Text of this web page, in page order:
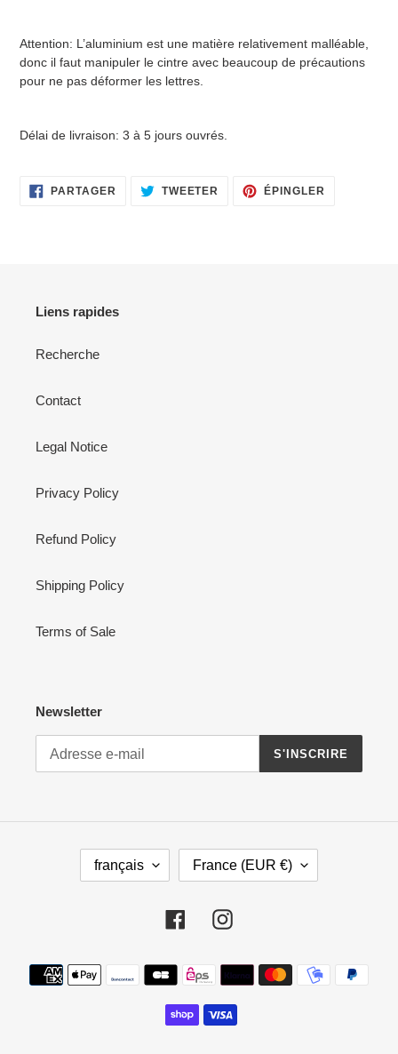
Attention: L’aluminium est une matière relativement malléable,
donc il faut manipuler le cintre avec beaucoup de précautions
pour ne pas déformer les lettres.
Délai de livraison: 3 à 5 jours ouvrés.
PARTAGER PARTAGER
SUR
TWEETER TWEETER
SUR
ÉPINGLER
Liens rapides
Recherche
Contact
Legal Notice
Privacy Policy
Refund Policy
Shipping Policy
Terms of Sale
Newsletter
S'INSCRIRE
français
S
/
É
G
I
O
France (EUR €)
FacebookInstagram
Moyens
de
paiement